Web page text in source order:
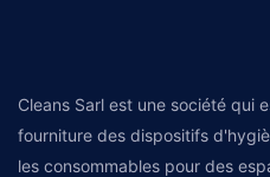
Cleans Sarl est une société qui
fourniture des dispositifs
les consommables pour des